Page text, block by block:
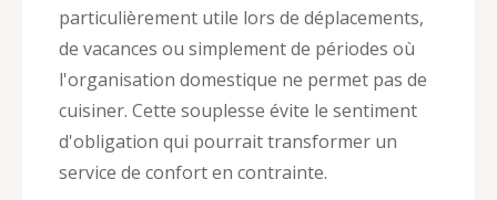
particulièrement utile lors de déplacements,
de vacances ou simplement de périodes où
l'organisation domestique ne permet pas de
cuisiner. Cette souplesse évite le sentiment
d'obligation qui pourrait transformer un
service de confort en contrainte.